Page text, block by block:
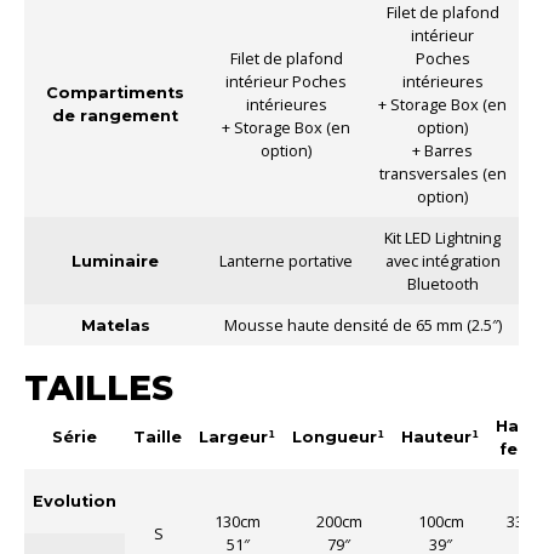
Compartiments
de rangement
Filet de plafond
intérieur Poches
intérieures
+ Storage Box (en
option)
Filet de plafond
intérieur
Poches
intérieures
+ Storage Box (en
option)
+ Barres
transversales (en
option)
Luminaire Lanterne portative
Kit LED Lightning
avec intégration
Bluetooth
Matelas Mousse haute densité de 65 mm (2.5″)
TAILLES
Série Taille Largeur¹ Longueur¹ Hauteur¹
Evolution
S
130cm
51″
200cm
79″
100cm
39″